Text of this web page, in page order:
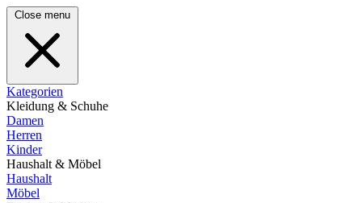
Close menu
Kategorien
Kleidung & Schuhe
Damen
Herren
Kinder
Haushalt & Möbel
Haushalt
Möbel